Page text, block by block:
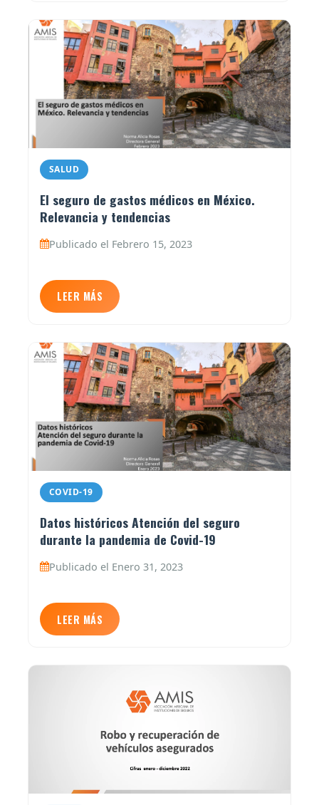
SALUD
El seguro de gastos médicos en México.
Relevancia y tendencias
Publicado el Febrero 15, 2023
LEER MÁS
COVID-19
Datos históricos Atención del seguro
durante la pandemia de Covid-19
Publicado el Enero 31, 2023
LEER MÁS